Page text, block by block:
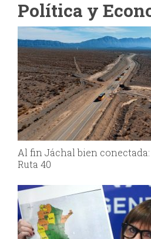
Política y
Al fin Jáchal bien
Ruta 40